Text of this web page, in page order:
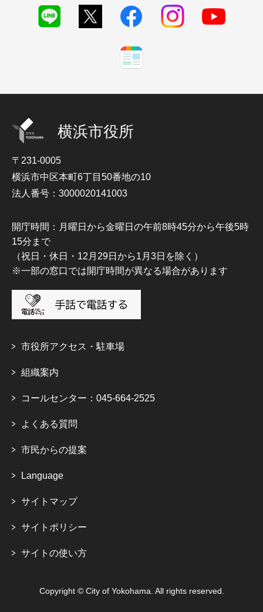
横浜市役所
〒231-0005
横浜市中区本町6丁目50番地の10
法人番号：3000020141003
開庁時間：月曜日から金曜日の午前8時45分から午後5時
15分まで
（祝日・休日・12月29日から1月3日を除く）
※一部の窓口では開庁時間が異なる場合があります
市役所アクセス・駐車場
組織案内
コールセンター：045-664-2525
よくある質問
市民からの提案
Language
サイトマップ
サイトポリシー
サイトの使い方
Copyright © City of Yokohama. All rights reserved.